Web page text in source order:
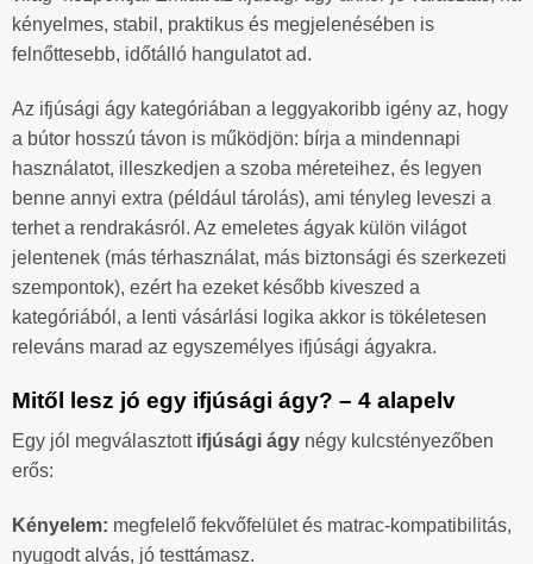
kényelmes, stabil, praktikus és megjelenésében is
felnőttesebb, időtálló hangulatot ad.
Az ifjúsági ágy kategóriában a leggyakoribb igény az, hogy
a bútor hosszú távon is működjön: bírja a mindennapi
használatot, illeszkedjen a szoba méreteihez, és legyen
benne annyi extra (például tárolás), ami tényleg leveszi a
terhet a rendrakásról. Az emeletes ágyak külön világot
jelentenek (más térhasználat, más biztonsági és szerkezeti
szempontok), ezért ha ezeket később kiveszed a
kategóriából, a lenti vásárlási logika akkor is tökéletesen
releváns marad az egyszemélyes ifjúsági ágyakra.
Mitől lesz jó egy ifjúsági ágy? – 4 alapelv
Egy jól megválasztott ifjúsági ágy négy kulcstényezőben
erős:
Kényelem: megfelelő fekvőfelület és matrac-kompatibilitás,
nyugodt alvás, jó testtámasz.